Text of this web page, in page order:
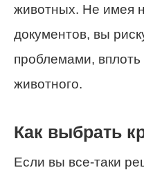
животных. Не имея
документов, вы
проблемами,
животного.
Как выбрать
Если вы все-таки